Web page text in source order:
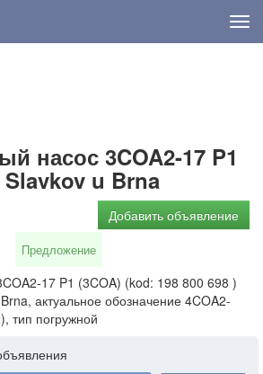
насос 3COA2-17 P1
u Brna
Добавить объявление
Предложение
17 P1 (3COA) (kod: 198 800 698 )
актуальное обозначение 4COA2-
тип погружной